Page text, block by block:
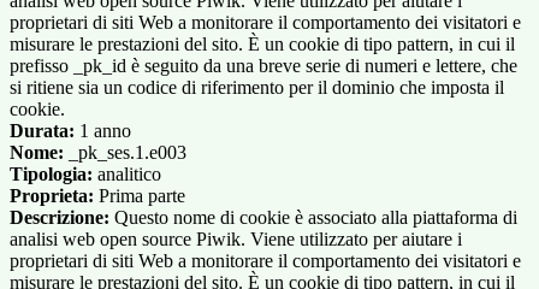
proprietari di siti Web a monitorare il comportamento dei visitatori e
misurare le prestazioni del sito. È un cookie di tipo pattern, in cui il
prefisso _pk_id è seguito da una breve serie di numeri e lettere, che
si ritiene sia un codice di riferimento per il dominio che imposta il
cookie.
Durata: 1 anno
Nome: _pk_ses.1.e003
Tipologia: analitico
Proprieta: Prima parte
Descrizione: Questo nome di cookie è associato alla piattaforma di
analisi web open source Piwik. Viene utilizzato per aiutare i
proprietari di siti Web a monitorare il comportamento dei visitatori e
misurare le prestazioni del sito. È un cookie di tipo pattern, in cui il